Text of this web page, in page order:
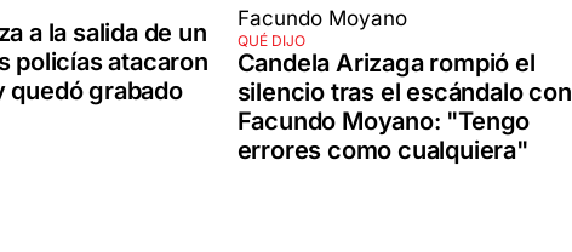
a la salida de un
policías atacaron
quedó grabado
QUÉ DIJO
Candela Arizaga rompió el
silencio tras el escándalo con
Facundo Moyano: "Tengo
errores como cualquiera"